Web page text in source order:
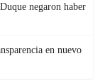
negaron haber
en nuevo